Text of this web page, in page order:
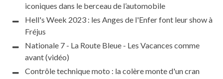
iconiques dans le berceau de l’automobile
Hell's Week 2023 : les Anges de l'Enfer font leur show à
Fréjus
Nationale 7 - La Route Bleue - Les Vacances comme
avant (vidéo)
Contrôle technique moto : la colère monte d'un cran